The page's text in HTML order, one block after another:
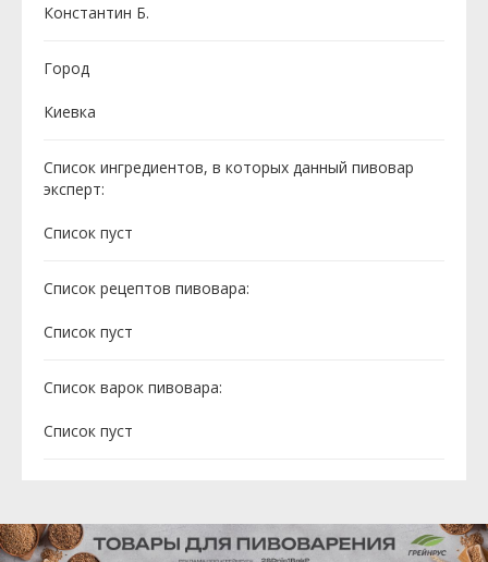
Константин Б.
Город
Киевка
Список ингредиентов, в которых данный пивовар
эксперт:
Cписок пуст
Список рецептов пивовара:
Cписок пуст
Список варок пивовара:
Cписок пуст